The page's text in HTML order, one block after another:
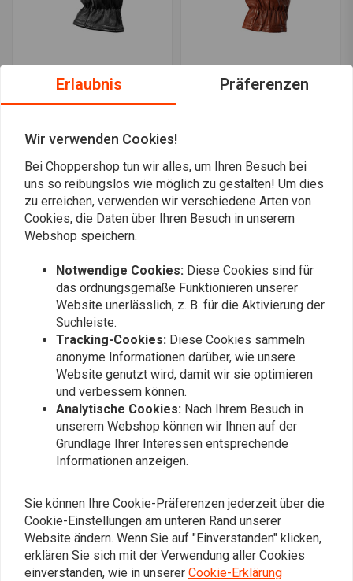
Freewheeler Handschuhe
Freewheeler Handschuhe
Am meisten angesehen 24
Immer auf dem Laufenden bleiben?
Abonnieren
Lieferzeiten, Rücksendungen &
Reparaturen oder allgemeinen
Informationen können Sie uns
jederzeit auf eine der folgenden Arten
Erlaubnis Präferenzen
Wir verwenden Cookies!
Bei Choppershop tun wir alles, um Ihren Besuch bei
uns so reibungslos wie möglich zu gestalten! Um dies
zu erreichen, verwenden wir verschiedene Arten von
Cookies, die Daten über Ihren Besuch in unserem
Webshop speichern.
Notwendige Cookies: Diese Cookies sind für
das ordnungsgemäße Funktionieren unserer
Website unerlässlich, z. B. für die Aktivierung der
Suchleiste.
Tracking-Cookies: Diese Cookies sammeln
anonyme Informationen darüber, wie unsere
Website genutzt wird, damit wir sie optimieren
und verbessern können.
Analytische Cookies: Nach Ihrem Besuch in
unserem Webshop können wir Ihnen auf der
Grundlage Ihrer Interessen entsprechende
Informationen anzeigen.
Sie können Ihre Cookie-Präferenzen jederzeit über die
Cookie-Einstellungen am unteren Rand unserer
Website ändern. Wenn Sie auf "Einverstanden" klicken,
erklären Sie sich mit der Verwendung aller Cookies
einverstanden, wie in unserer Cookie-Erklärung